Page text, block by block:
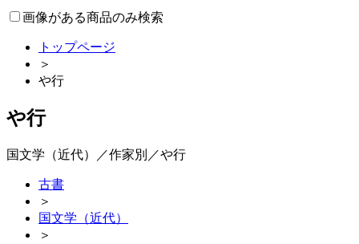
画像がある商品のみ検索
トップページ
＞
や行
や行
国文学（近代）／作家別／や行
古書
＞
国文学（近代）
＞